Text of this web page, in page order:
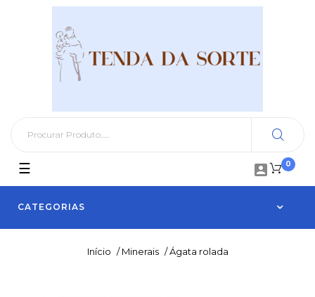
0

CATEGORIAS
Toggle
navigation
☰
Início / Minerais / Ágata rolada